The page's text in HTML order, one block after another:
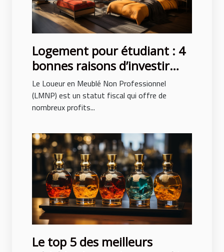
Logement pour étudiant : 4
bonnes raisons d’investir
avec le LMNP
Le Loueur en Meublé Non Professionnel
(LMNP) est un statut fiscal qui offre de
nombreux profits...
Le top 5 des meilleurs